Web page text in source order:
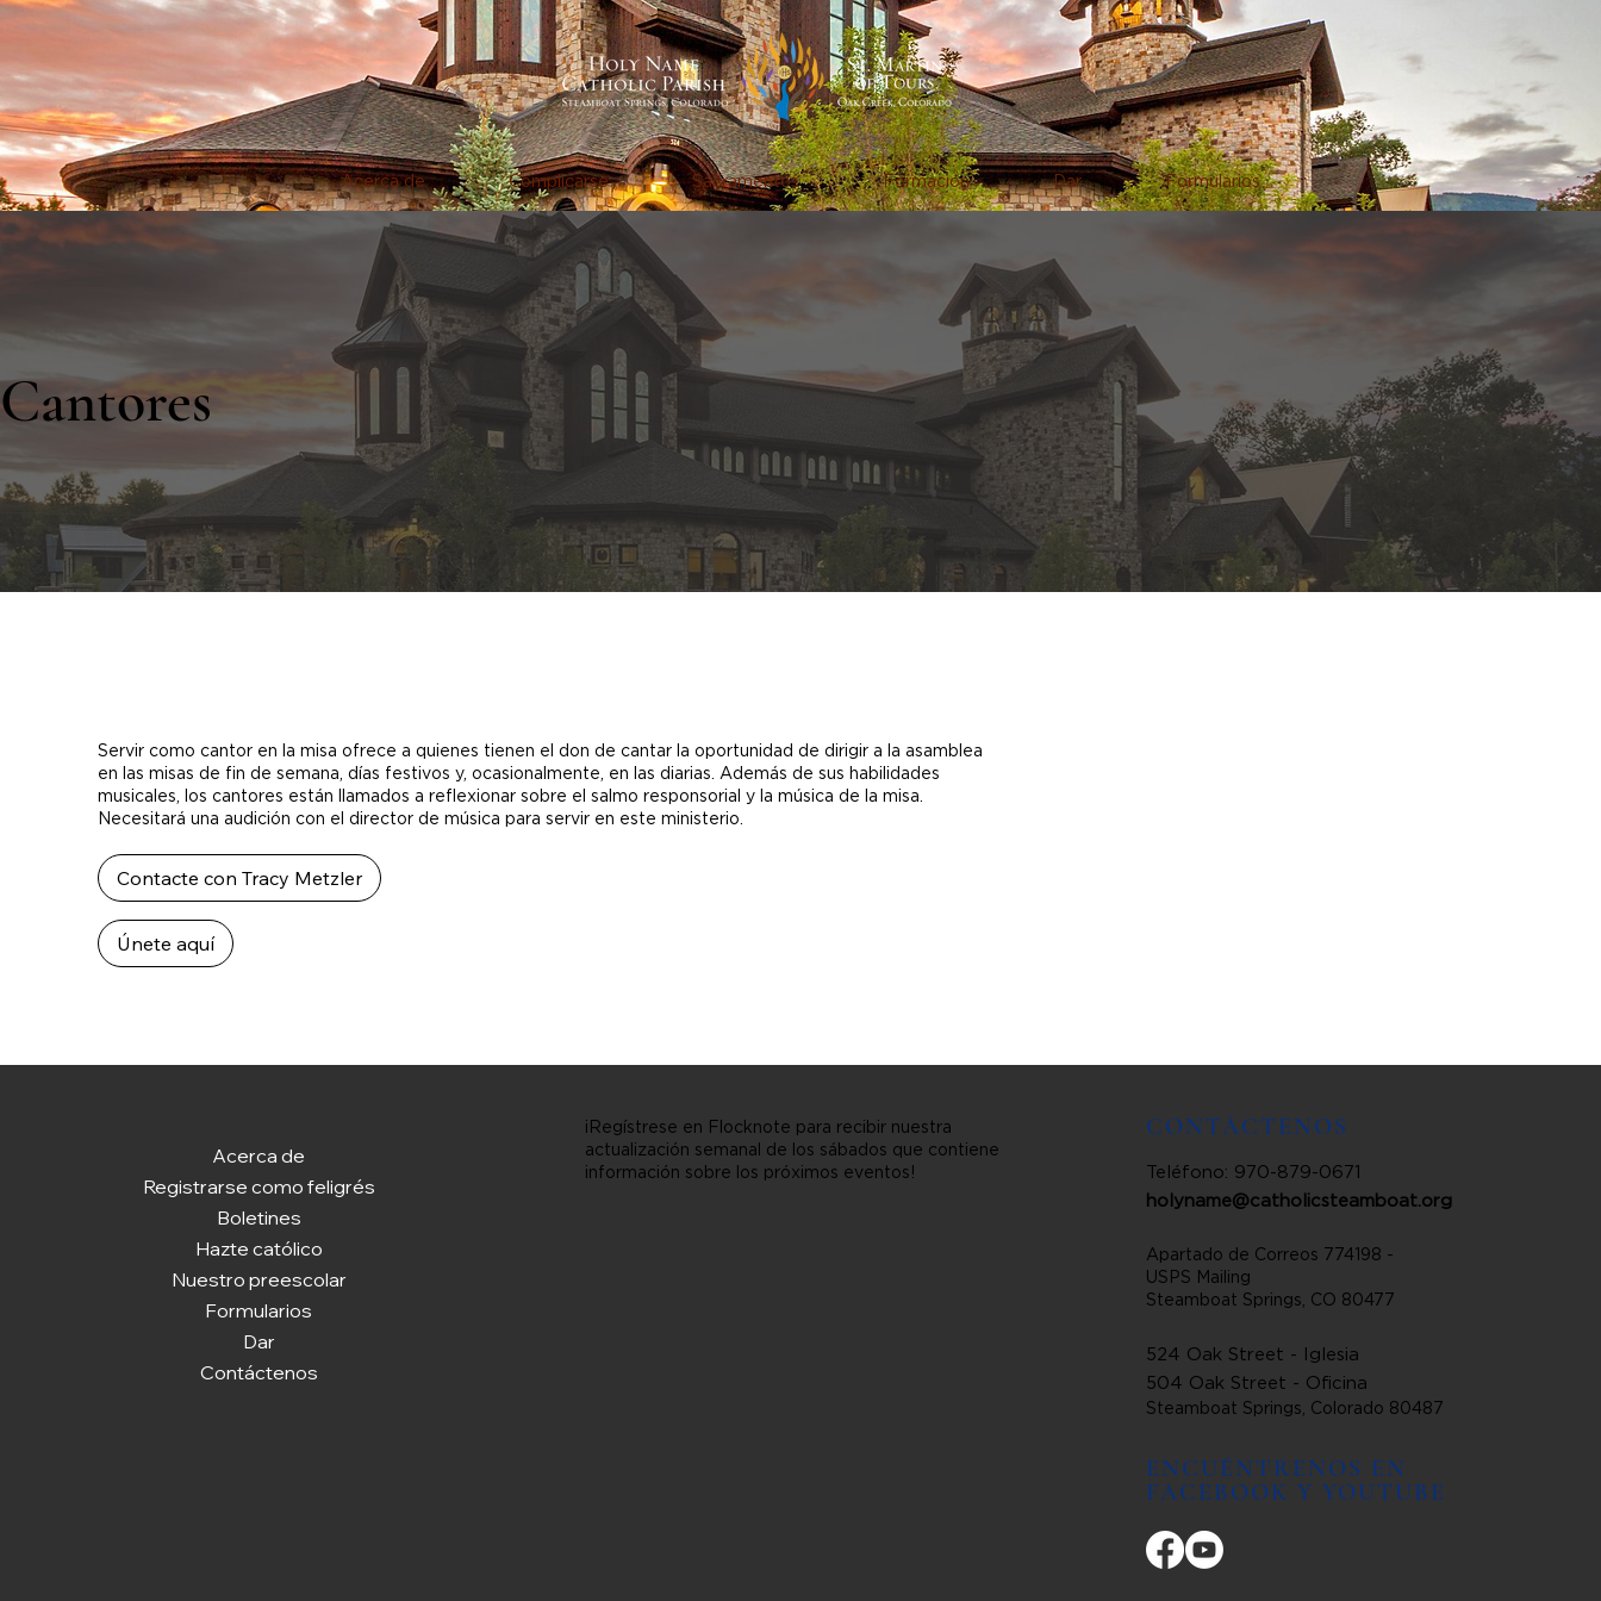
Acerca de Complicarse Sacramentos Formación Dar Formularios
Cantores
Servir como cantor en la misa ofrece a quienes tienen el don de cantar la oportunidad de dirigir a la asamblea
en las misas de fin de semana, días festivos y, ocasionalmente, en las diarias. Además de sus habilidades
musicales, los cantores están llamados a reflexionar sobre el salmo responsorial y la música de la misa.
Necesitará una audición con el director de música para servir en este ministerio.
Contacte con Tracy Metzler
Únete aquí
Acerca de
Registrarse como feligrés
Boletines
Hazte católico
Nuestro preescolar
Formularios
Dar
Contáctenos
¡Regístrese en Flocknote para recibir nuestra
actualización semanal de los sábados que contiene
información sobre los próximos eventos!
CONTÁCTENOS
Teléfono: 970-879-0671
holyname@catholicsteamboat.org
Apartado de Correos 774198 -
USPS Mailing
Steamboat Springs, CO 80477
524 Oak Street - Iglesia
504 Oak Street - Oficina
Steamboat Springs, Colorado 80487
ENCUÉNTRENOS EN
FACEBOOK Y YOUTUBE